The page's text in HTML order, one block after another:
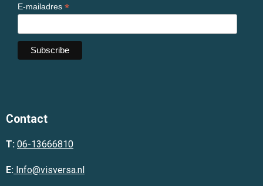
E-mailadres *
Contact
T: 06-13666810
E: Info@visversa.nl